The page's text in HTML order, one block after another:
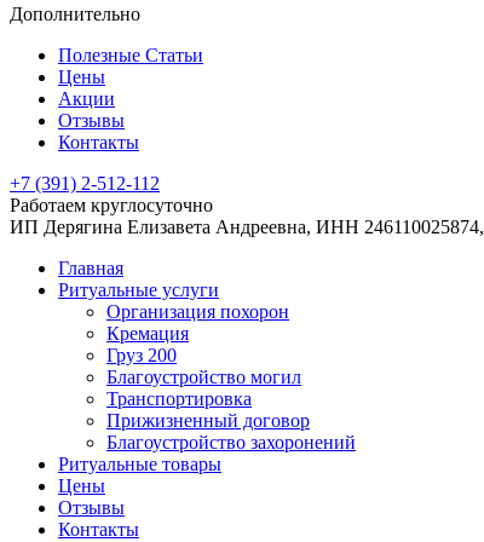
Дополнительно
Полезные Статьи
Цены
Акции
Отзывы
Контакты
+7 (391) 2-512-112
Работаем круглосуточно
ИП Дерягина Елизавета Андреевна, ИНН 246110025874,
Главная
Ритуальные услуги
Организация похорон
Кремация
Груз 200
Благоустройство могил
Транспортировка
Прижизненный договор
Благоустройство захоронений
Ритуальные товары
Цены
Отзывы
Контакты